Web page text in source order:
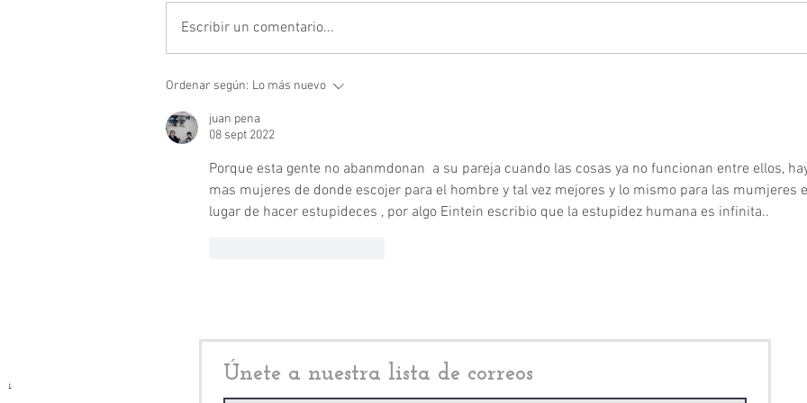
Yoselin Mendoza Ramírez:
Nicolás Romero exhibe crisis
de seguridad tras asesinato en
Town Center
Escribir un comentario...
Ordenar según: Lo más nuevo
juan pena
08 sept 2022
Porque esta gente no abanmdonan  a su pareja cuando las cosas ya no funcionan entre ellos,
mas mujeres de donde escojer para el hombre y tal vez mejores y lo mismo para las mumjeres
lugar de hacer estupideces , por algo Eintein escribio que la estupidez humana es infinita..
Únete a nuestra lista de correos
i